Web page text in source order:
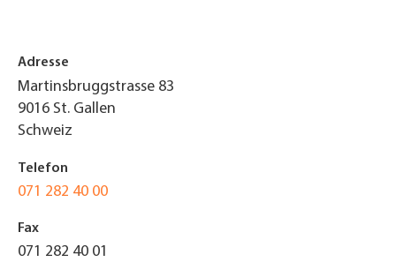
Adresse
Martinsbruggstrasse 83
9016 St. Gallen
Schweiz
Telefon
071 282 40 00
Fax
071 282 40 01